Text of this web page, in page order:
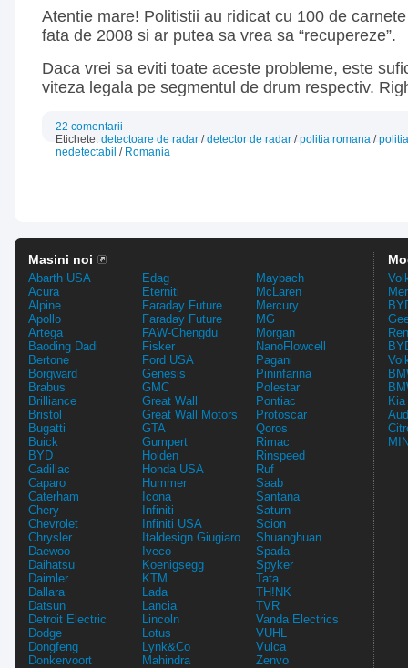
Atentie mare! Politistii au ridicat cu 100 de
fata de 2008 si ar putea sa vrea sa “recupereze”.
Daca vrei sa eviti toate aceste probleme, este
viteza legala pe segmentul de drum respectiv.
22 comentarii
Etichete: detectoare de radar /detector de radar /politia romana /
nedetectabil / Romania
Masini noi
Abarth USA
Acura
Alpine
Apollo
Artega
Baoding Dadi
Bertone
Borgward
Brabus
Brilliance
Bristol
Bugatti
Buick
BYD
Cadillac
Caparo
Caterham
Chery
Chevrolet
Chrysler
Daewoo
Daihatsu
Daimler
Dallara
Datsun
Detroit Electric
Dodge
Dongfeng
Donkervoort
Edag
Eterniti
Faraday Future
Faraday Future
FAW-Chengdu
Fisker
Ford USA
Genesis
GMC
Great Wall
Great Wall Motors
GTA
Gumpert
Holden
Honda USA
Hummer
Icona
Infiniti
Infiniti USA
Italdesign Giugiaro
Iveco
Koenigsegg
KTM
Lada
Lancia
Lincoln
Lotus
Lynk&Co
Mahindra
Maybach
McLaren
Mercury
MG
Morgan
NanoFlowcell
Pagani
Pininfarina
Polestar
Pontiac
Protoscar
Qoros
Rimac
Rinspeed
Ruf
Saab
Santana
Saturn
Scion
Shuanghuan
Spada
Spyker
Tata
TH!NK
TVR
Vanda Electrics
VUHL
Vulca
Zenvo